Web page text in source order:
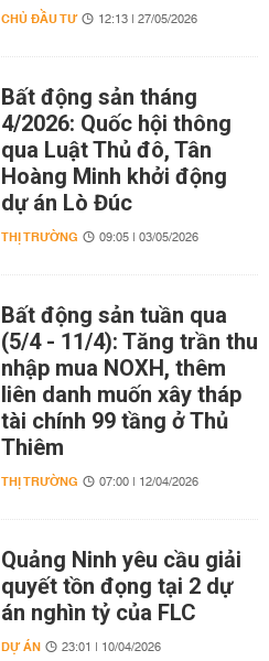
CHỦ ĐẦU TƯ 12:13 | 27/05/2026
Bất động sản tháng
4/2026: Quốc hội thông
qua Luật Thủ đô, Tân
Hoàng Minh khởi động
dự án Lò Đúc
THỊ TRƯỜNG 09:05 | 03/05/2026
Bất động sản tuần qua
(5/4 - 11/4): Tăng trần thu
nhập mua NOXH, thêm
liên danh muốn xây tháp
tài chính 99 tầng ở Thủ
Thiêm
THỊ TRƯỜNG 07:00 | 12/04/2026
Quảng Ninh yêu cầu giải
quyết tồn đọng tại 2 dự
án nghìn tỷ của FLC
DỰ ÁN 23:01 | 10/04/2026